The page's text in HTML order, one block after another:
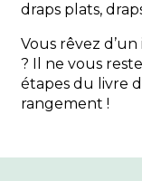
draps plats,
Vous rêvez
? Il ne vous
étapes du livre
rangement !